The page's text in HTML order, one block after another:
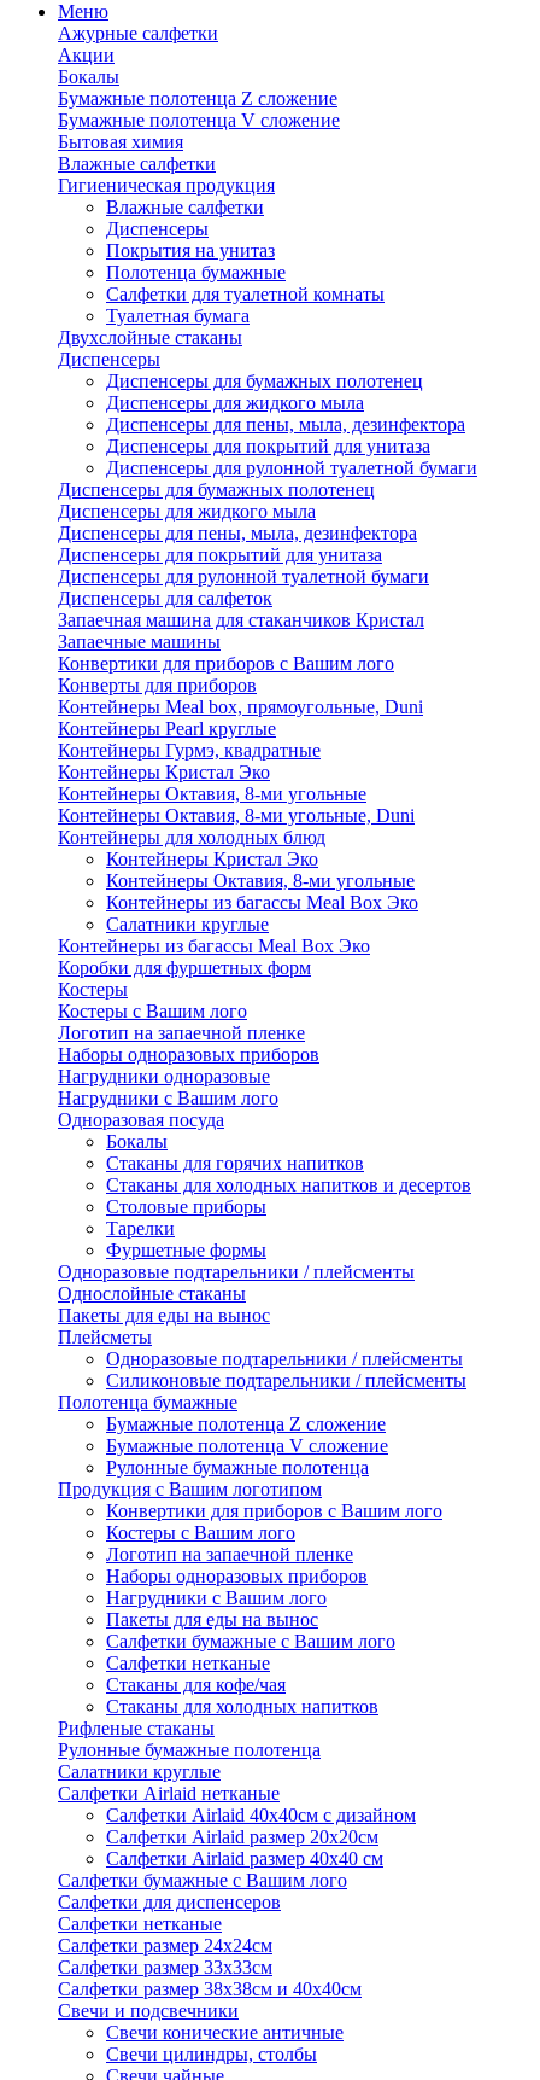
Меню
Ажурные салфетки
Акции
Бокалы
Бумажные полотенца Z сложение
Бумажные полотенца V сложение
Бытовая химия
Влажные салфетки
Гигиеническая продукция
Влажные салфетки
Диспенсеры
Покрытия на унитаз
Полотенца бумажные
Салфетки для туалетной комнаты
Туалетная бумага
Двухслойные стаканы
Диспенсеры
Диспенсеры для бумажных полотенец
Диспенсеры для жидкого мыла
Диспенсеры для пены, мыла, дезинфектора
Диспенсеры для покрытий для унитаза
Диспенсеры для рулонной туалетной бумаги
Диспенсеры для бумажных полотенец
Диспенсеры для жидкого мыла
Диспенсеры для пены, мыла, дезинфектора
Диспенсеры для покрытий для унитаза
Диспенсеры для рулонной туалетной бумаги
Диспенсеры для салфеток
Запаечная машина для стаканчиков Кристал
Запаечные машины
Конвертики для приборов с Вашим лого
Конверты для приборов
Контейнеры Meal box, прямоугольные, Duni
Контейнеры Pearl круглые
Контейнеры Гурмэ, квадратные
Контейнеры Кристал Эко
Контейнеры Октавия, 8-ми угольные
Контейнеры Октавия, 8-ми угольные, Duni
Контейнеры для холодных блюд
Контейнеры Кристал Эко
Контейнеры Октавия, 8-ми угольные
Контейнеры из багассы Meal Box Эко
Салатники круглые
Контейнеры из багассы Meal Box Эко
Коробки для фуршетных форм
Костеры
Костеры с Вашим лого
Логотип на запаечной пленке
Наборы одноразовых приборов
Нагрудники одноразовые
Нагрудники с Вашим лого
Одноразовая посуда
Бокалы
Стаканы для горячих напитков
Стаканы для холодных напитков и десертов
Столовые приборы
Тарелки
Фуршетные формы
Одноразовые подтарельники / плейсменты
Однослойные стаканы
Пакеты для еды на вынос
Плейсметы
Одноразовые подтарельники / плейсменты
Силиконовые подтарельники / плейсменты
Полотенца бумажные
Бумажные полотенца Z сложение
Бумажные полотенца V сложение
Рулонные бумажные полотенца
Продукция с Вашим логотипом
Конвертики для приборов с Вашим лого
Костеры с Вашим лого
Логотип на запаечной пленке
Наборы одноразовых приборов
Нагрудники с Вашим лого
Пакеты для еды на вынос
Салфетки бумажные с Вашим лого
Салфетки нетканые
Стаканы для кофе/чая
Стаканы для холодных напитков
Рифленые стаканы
Рулонные бумажные полотенца
Салатники круглые
Салфетки Airlaid нетканые
Салфетки Airlaid 40х40см с дизайном
Салфетки Airlaid размер 20х20см
Салфетки Airlaid размер 40х40 см
Салфетки бумажные с Вашим лого
Салфетки для диспенсеров
Салфетки нетканые
Салфетки размер 24х24см
Салфетки размер 33х33см
Салфетки размер 38х38см и 40х40см
Свечи и подсвечники
Свечи конические античные
Свечи цилиндры, столбы
Свечи чайные